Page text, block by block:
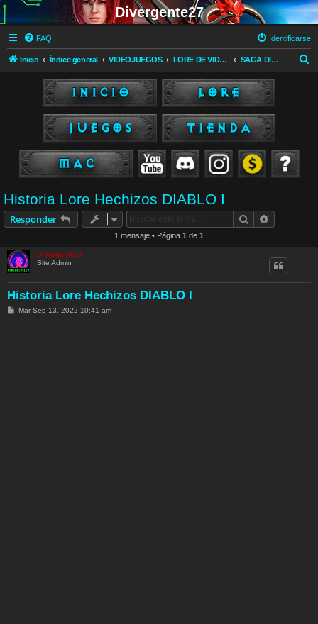
Divergente27
FAQ Identificarse
Inicio Índice general VIDEOJUEGOS LORE DE VIDEOJUEGOS SAGA DIABLO
Historia Lore Hechizos DIABLO I
Responder Buscar
1 mensaje • Página 1 de 1
Divergente27
Site Admin
Historia Lore Hechizos DIABLO I
MMar Sep 13, 2022 10:41 am